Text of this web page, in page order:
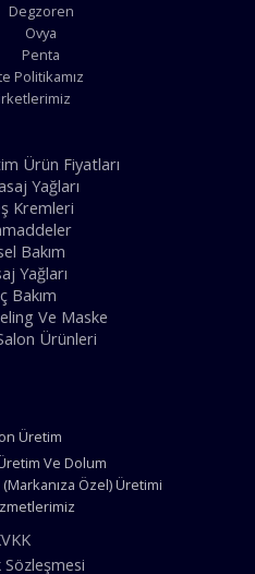
Degzoren
Ovya
Penta
Politikamız
Ürün Fiyatları
Yağları
Kremleri
Bakım
Yağları
Bakım
Ve Maske
Ürünleri
Üretim
Ve Dolum
Özel) Üretimi
Sözleşmesi